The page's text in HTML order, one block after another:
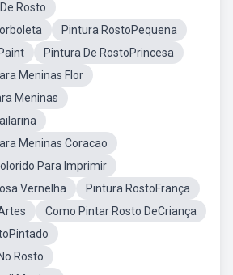
Rosto
Pintura RostoPequena
Pintura De RostoPrincesa
Meninas Flor
Meninas
Meninas Coracao
Para Imprimir
Vernelha
Pintura RostoFrança
Como Pintar Rosto DeCriança
Rosto